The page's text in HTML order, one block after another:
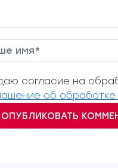
согласие на
об
ОПУБЛИКОВАТЬ